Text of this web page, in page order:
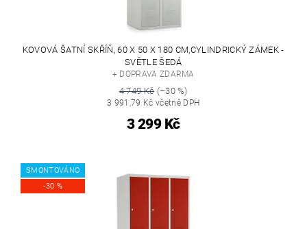
KOVOVÁ ŠATNÍ SKŘÍŇ, 60 X 50 X 180 CM,CYLINDRICKÝ ZÁMEK -
SVĚTLE ŠEDÁ
+ DOPRAVA ZDARMA
4 749 Kč(–30 %)
3 991,79 Kč včetně DPH
3 299 Kč
SMONTOVÁNO
-30 %